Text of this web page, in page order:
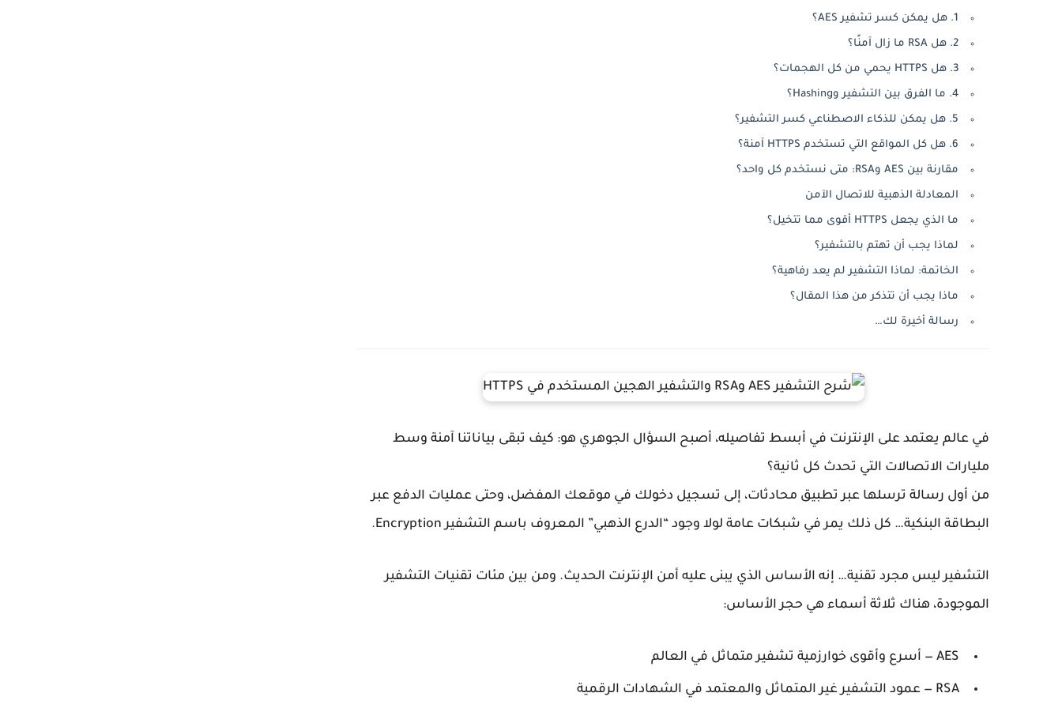
1. هل يمكن كسر تشفير AES؟
2. هل RSA ما زال آمنًا؟
3. هل HTTPS يحمي من كل الهجمات؟
4. ما الفرق بين التشفير وHashing؟
5. هل يمكن للذكاء الاصطناعي كسر التشفير؟
6. هل كل المواقع التي تستخدم HTTPS آمنة؟
مقارنة بين AES وRSA: متى نستخدم كل واحد؟
المعادلة الذهبية للاتصال الآمن
ما الذي يجعل HTTPS أقوى مما تتخيل؟
لماذا يجب أن تهتم بالتشفير؟
الخاتمة: لماذا التشفير لم يعد رفاهية؟
ماذا يجب أن تتذكر من هذا المقال؟
رسالة أخيرة لك…
في عالم يعتمد على الإنترنت في أبسط تفاصيله، أصبح السؤال الجوهري هو: كيف تبقى بياناتنا آمنة وسط
مليارات الاتصالات التي تحدث كل ثانية؟
من أول رسالة ترسلها عبر تطبيق محادثات، إلى تسجيل دخولك في موقعك المفضل، وحتى عمليات الدفع عبر
البطاقة البنكية… كل ذلك يمر في شبكات عامة لولا وجود “الدرع الذهبي” المعروف باسم التشفير Encryption .
التشفير ليس مجرد تقنية… إنه الأساس الذي يبنى عليه أمن الإنترنت الحديث. ومن بين مئات تقنيات التشفير
الموجودة، هناك ثلاثة أسماء هي حجر الأساس:
AES — أسرع وأقوى خوارزمية تشفير متماثل في العالم
RSA — عمود التشفير غير المتماثل والمعتمد في الشهادات الرقمية